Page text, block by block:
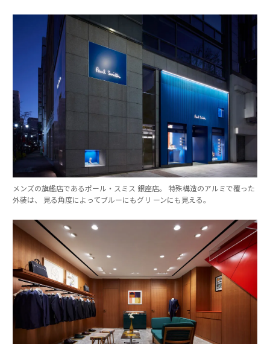
メンズの旗艦店であるポール・スミス 銀座店。 特殊構造のアルミで覆った
外装は、 見る角度によってブルーにもグリ ーンにも見える。